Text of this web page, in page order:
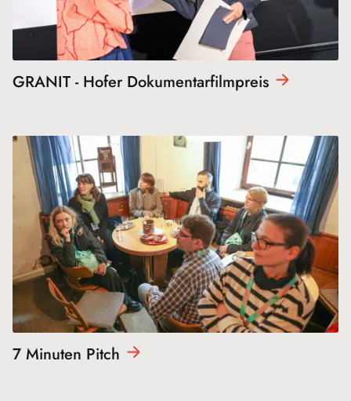
GRANIT - Hofer Dokumentarfilmpreis
7 Minuten Pitch